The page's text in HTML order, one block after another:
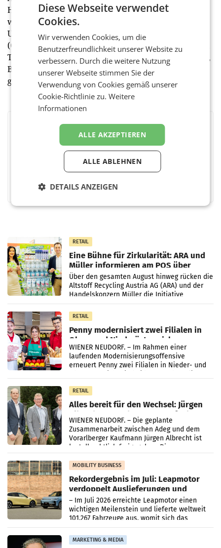
Hobbysegment tätig. Das weltweite Vertriebsnetz
wurde in den vergangenen Jahren durch
Unternehmen und Beteiligungen in 15 Ländern
(Österreich, Deutschland, Schweden, Großbritannien,
Tschechien, Rumänien, Ungarn, Slowakei, Frankreich,
Bulgarien, Belgien, Polen, Spanien, China und Indien)
gefestigt. (red)
BEWERTEN SIE DIESEN ARTIKEL
RETAIL
Eine Bühne für Zirkularität: ARA und
Müller informieren am POS über
Kreislauffähigkeit
Über den gesamten August hinweg rücken die
Altstoff Recycling Austria AG (ARA) und der
Handelskonzern Müller die Initiative
„Kreislauf-Helden“ in allen österreichischen
Müller-Filialen
RETAIL
Penny modernisiert zwei Filialen in
Ober- und Niederösterreich
WIENER NEUDORF. – Im Rahmen einer
laufenden Modernisierungsoffensive
erneuert Penny zwei Filialen in Nieder- und
RETAIL
Alles bereit für den Wechsel: Jürgen
Albrecht setzt ab 1.1.2027 auf Adeg
WIENER NEUDORF. – Die geplante
Zusammenarbeit zwischen Adeg und dem
Vorarlberger Kaufmann Jürgen Albrecht ist
kartellrechtlich freigegeben: Die
Bundeswettbewerbsbehörde und der
Bundeskartellanwalt
MOBILITY BUSINESS
Rekordergebnis im Juli: Leapmotor
verdoppelt Auslieferungen und
überschreitet die 100.000er-Marke
– Im Juli 2026 erreichte Leapmotor einen
wichtigen Meilenstein und lieferte weltweit
101.267 Fahrzeuge aus, womit sich das
Ergebnis gegenüber Juli 2025 mehr als
verdoppelte (+102
MARKETING & MEDIA
Diese Webseite verwendet
Cookies.
Wir verwenden Cookies, um die
Benutzerfreundlichkeit unserer Website zu
verbessern. Durch die weitere Nutzung
unserer Webseite stimmen Sie der
Verwendung von Cookies gemäß unserer
Cookie-Richtlinie zu.Weitere
Informationen
ALLE AKZEPTIEREN
ALLE ABLEHNEN
DETAILS ANZEIGEN